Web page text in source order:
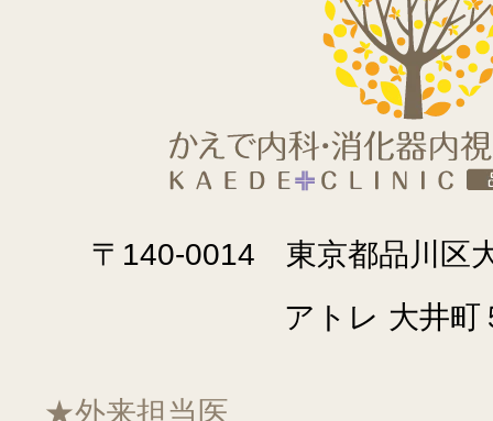
〒140-0014 東京都品川区
アトレ 大井町
★外来担当医